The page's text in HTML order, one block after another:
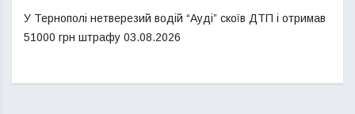
У Тернополі нетверезий водій “Ауді” скоїв ДТП і отримав
51000 грн штрафу 03.08.2026